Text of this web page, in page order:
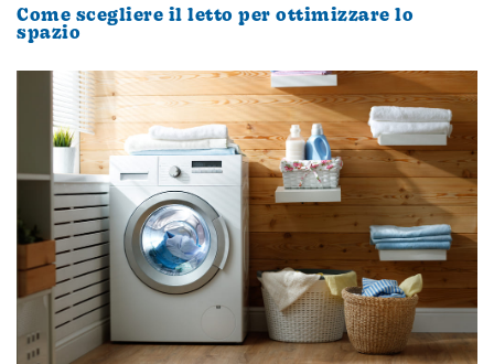
Come scegliere il letto per ottimizzare lo
spazio